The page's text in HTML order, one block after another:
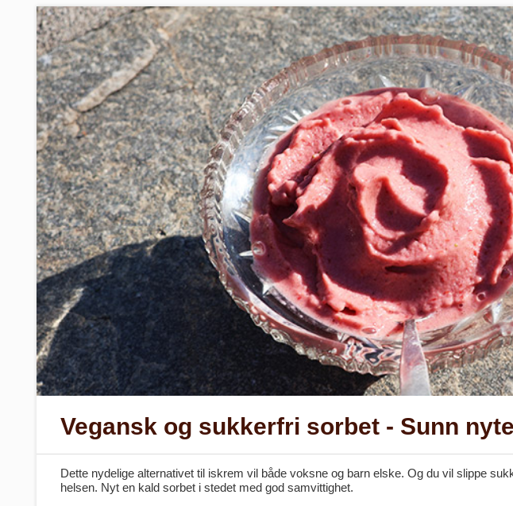
Vegansk og sukkerfri sorbet - Sunn
Dette nydelige alternativet til iskrem vil både voksne og barn elske. Og du vil slippe
helsen. Nyt en kald sorbet i stedet med god samvittighet.